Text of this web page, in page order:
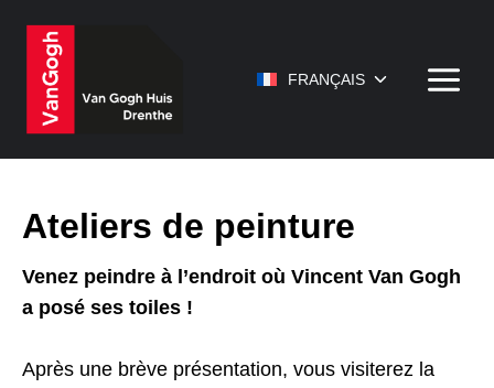
contenu
FRANÇAIS Ouvrir/fermer
Ateliers de peinture
Venez peindre à l’endroit où Vincent Van Gogh
a posé ses toiles !
Après une brève présentation, vous visiterez la